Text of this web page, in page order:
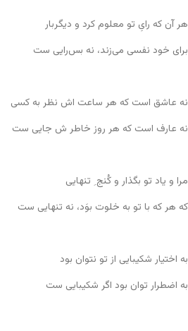
هر آن که رایِ تو معلوم کرد و دیگربار
برای خود نفسی می‌زند، نه بس‌رایی ست
نه عاشق است که هر ساعت اش نظر به کسی
نه عارف است که هر روز خاطر ش جایی ست
مرا و یاد تو بگذار و کُنج ِ تنهایی
که هر که با تو به خلوت بوَد، نه تنهایی ست
به اختیار شکیبایی از تو نتوان بود
به اضطرار توان بود اگر شکیبایی ست